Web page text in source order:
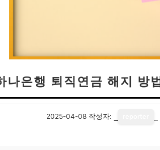
나은행 퇴직연금 해지 방
2025-04-08 작성자: